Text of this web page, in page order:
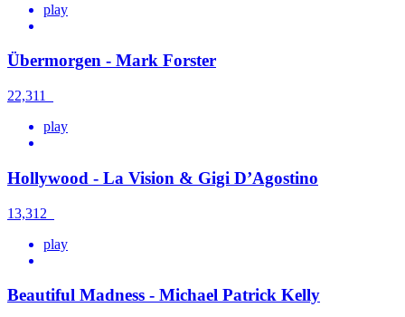
play
Übermorgen - Mark Forster
22,311
play
Hollywood - La Vision & Gigi D’Agostino
13,312
play
Beautiful Madness - Michael Patrick Kelly